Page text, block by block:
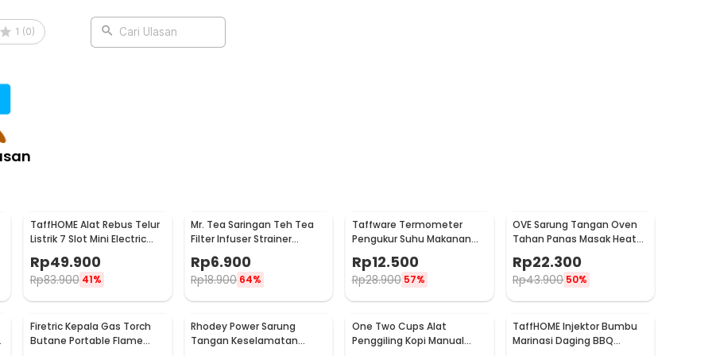
coating tipis.
100 PCS with Hole
1 (0) Cari Ulasan
TaffHOME Alat Rebus Telur
Listrik 7 Slot Mini Electric
Rp49.900
Rp83.900 41%
Mr. Tea Saringan Teh Tea
Filter Infuser Strainer
Chilling Man Silicon - MR03
Rp6.900
Rp18.900 64%
Taffware Termometer
Pengukur Suhu Makanan
TP101
Rp12.500
Rp28.900 57%
OVE Sarung Tangan Oven
Tahan Panas Masak Heat
Resistant Gloves - 540F
Rp22.300
Rp43.900 50%
Firetric Kepala Gas Torch
Butane Portable Flame
Rhodey Power Sarung
Tangan Keselamatan
One Two Cups Alat
Penggiling Kopi Manual
TaffHOME Injektor Bumbu
Marinasi Daging BBQ